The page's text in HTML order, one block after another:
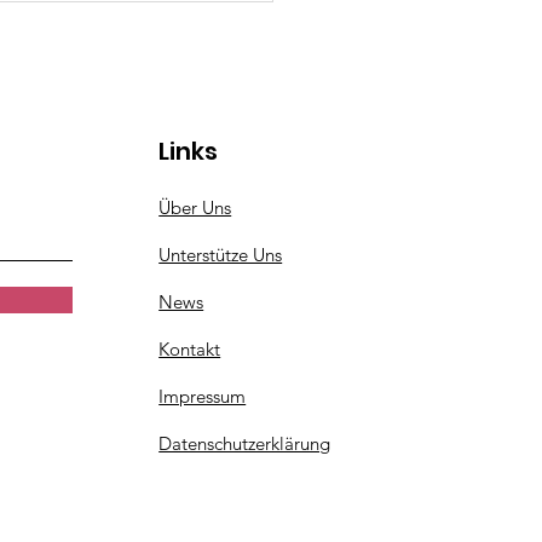
Links
Über Uns
Unterstütze Uns
News
Kontakt
Impressum
Datenschutzerklärung